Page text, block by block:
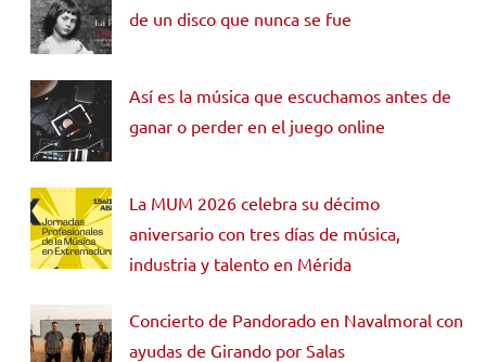
de un disco que nunca se fue
Así es la música que escuchamos antes de
ganar o perder en el juego online
La MUM 2026 celebra su décimo
aniversario con tres días de música,
industria y talento en Mérida
Concierto de Pandorado en Navalmoral con
ayudas de Girando por Salas